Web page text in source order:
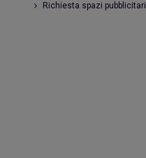
Richiesta spazi pubblicitari